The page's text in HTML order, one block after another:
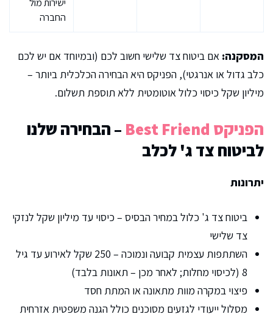
החברה
המסקנה: אם ביטוח צד שלישי חשוב לכם (ובמיוחד אם יש לכם
כלב גדול או אנרגטי), הפניקס היא הבחירה הכלכלית ביותר –
מיליון שקל כיסוי כלול אוטומטית ללא תוספת תשלום.
הפניקס Best Friend
– הבחירה שלנו
לביטוח צד ג' לכלב
יתרונות
ביטוח צד ג' כלול במחיר הבסיס – כיסוי עד מיליון שקל לנזקי
צד שלישי
השתתפות עצמית קבועה ונמוכה – 250 שקל לאירוע עד גיל
8 (לכיסוי מחלות; לאחר מכן – תאונות בלבד)
פיצוי במקרה מוות מתאונה או המתת חסד
מסלול ייעודי לגזעים מסוכנים כולל הגנה משפטית אזרחית